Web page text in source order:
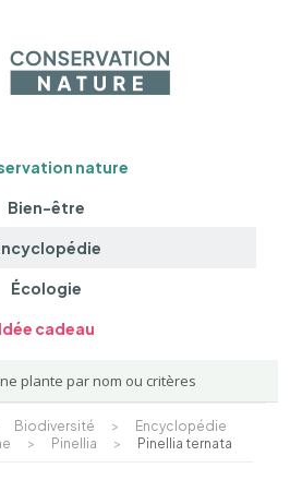
nature
Bien-être
Écologie
Idée cadeau
plante par nom ou critères
Biodiversité >
Encyclopédie
> Pinellia > Pinellia ternata